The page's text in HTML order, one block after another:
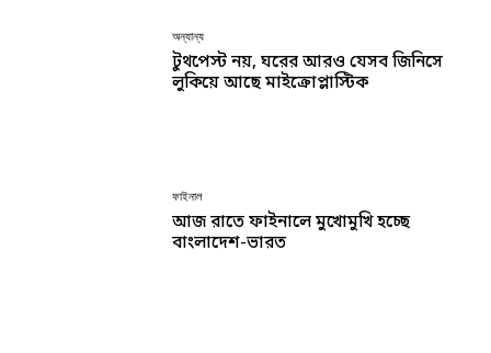
অন্যান্য
টুথপেস্ট নয়, ঘরের আরও যেসব জিনিসে
লুকিয়ে আছে মাইক্রোপ্লাস্টিক
ফাইনাল
আজ রাতে ফাইনালে মুখোমুখি হচ্ছে
বাংলাদেশ-ভারত